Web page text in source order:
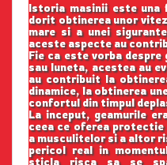
Istoria masinii este una
dorit obtinerea unor
mare si a unei
aceste aspecte au
Fie ca este vorba
sau luneta, acestea au
au contribuit la
dinamice, la obtinerea
confortul din timpul
La inceput, geamurile
ceea ce oferea
a musculitelor si a altor
pericol real in
sticla risca sa se